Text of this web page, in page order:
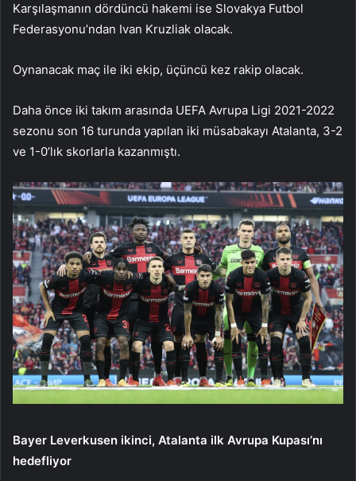
Karşılaşmanın dördüncü hakemi ise Slovakya Futbol
Federasyonu’ndan Ivan Kruzliak olacak.
Oynanacak maç ile iki ekip, üçüncü kez rakip olacak.
Daha önce iki takım arasında UEFA Avrupa Ligi 2021-2022
sezonu son 16 turunda yapılan iki müsabakayı Atalanta, 3-2
ve 1-0’lık skorlarla kazanmıştı.
Bayer Leverkusen ikinci, Atalanta ilk Avrupa Kupası’nı
hedefliyor